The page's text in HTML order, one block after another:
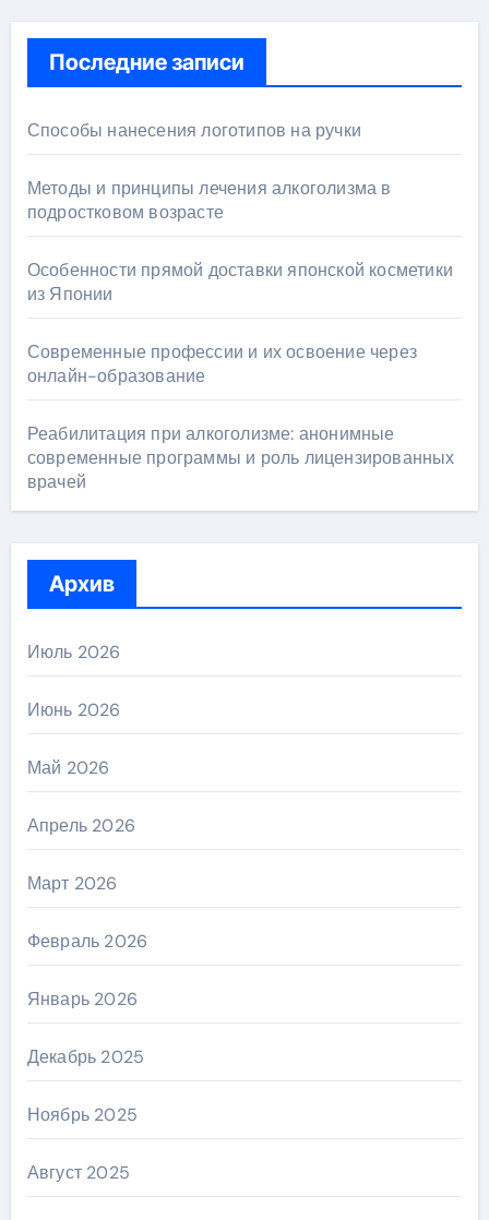
Последние записи
Способы нанесения логотипов на ручки
Методы и принципы лечения алкоголизма в
подростковом возрасте
Особенности прямой доставки японской косметики
из Японии
Современные профессии и их освоение через
онлайн-образование
Реабилитация при алкоголизме: анонимные
современные программы и роль лицензированных
врачей
Архив
Июль 2026
Июнь 2026
Май 2026
Апрель 2026
Март 2026
Февраль 2026
Январь 2026
Декабрь 2025
Ноябрь 2025
Август 2025